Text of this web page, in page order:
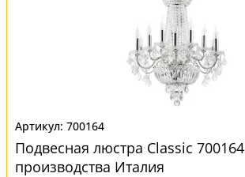
700164
Подвесная люстра Classic 700164
производства Италия